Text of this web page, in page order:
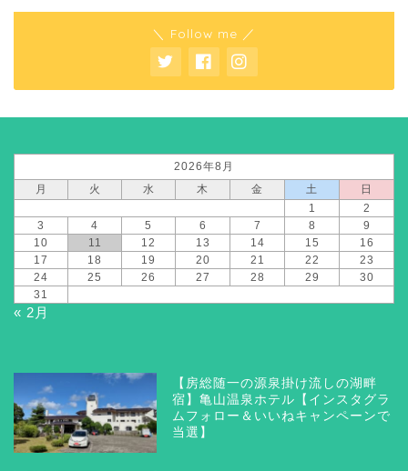
＼ Follow me ／
2026年8月
月
火 水 木 金 土
日
1
2
3
4 5 6 7 8
9
10
11 12 13 14 15
16
17
18 19 20 21 22
23
24
25 26 27 28 29
30
31
« 2月
【房総随一の源泉掛け流しの湖畔
宿】亀山温泉ホテル【インスタグラ
ムフォロー＆いいねキャンペーンで
当選】